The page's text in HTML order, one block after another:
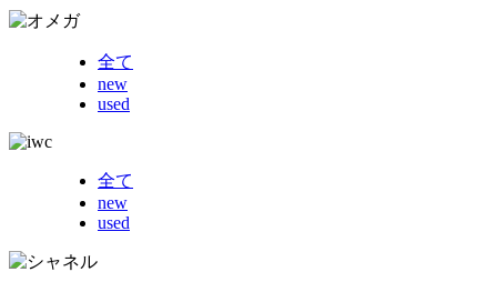
全て
new
used
全て
new
used